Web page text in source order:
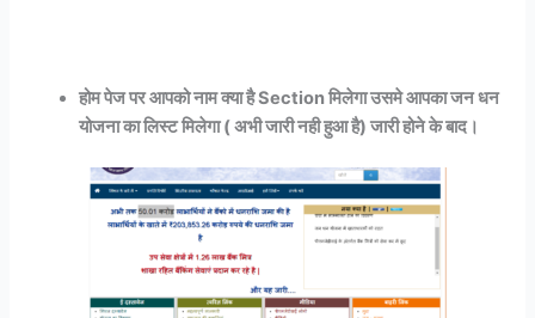
होम पेज पर आपको नाम क्या है Section मिलेगा उसमे आपका जन धन
योजना का लिस्ट मिलेगा ( अभी जारी नही हुआ है) जारी होने के बाद।